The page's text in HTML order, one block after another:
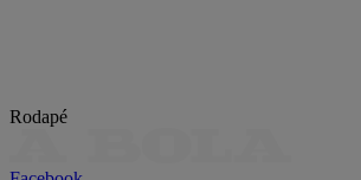
Rodapé